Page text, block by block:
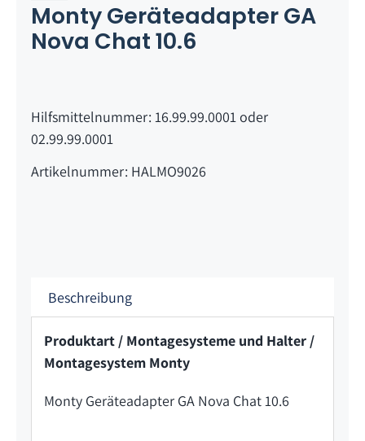
Monty Geräteadapter GA
Nova Chat 10.6
Hilfsmittelnummer: 16.99.99.0001 oder
02.99.99.0001
Artikelnummer: HALMO9026
Beschreibung
Produktart / Montagesysteme und Halter /
Montagesystem Monty
Monty Geräteadapter GA Nova Chat 10.6